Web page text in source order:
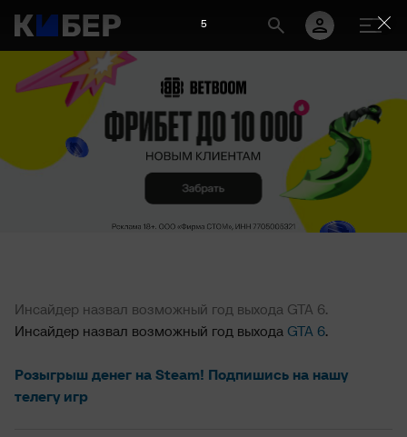
Инсайдер назвал возможный год выхода GTA 6.
Инсайдер назвал возможный год выхода GTA 6.
Розыгрыш денег на Steam! Подпишись на нашу
телегу игр
5